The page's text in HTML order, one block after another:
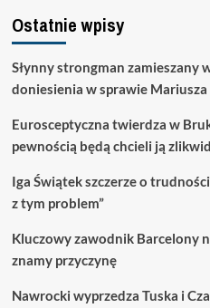
Ostatnie wpisy
Słynny strongman zamieszany
doniesienia w sprawie Mariusza
Eurosceptyczna twierdza w
pewnością będą chcieli ją
Iga Świątek szczerze o
z tym problem”
Kluczowy zawodnik Barcelony
znamy przyczynę
Nawrocki wyprzedza Tuska i